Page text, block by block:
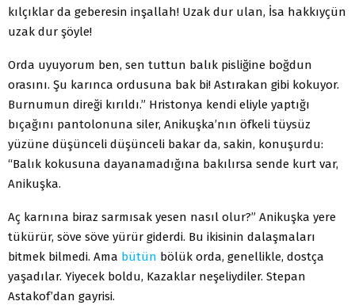
kılçıklar da geberesin inşallah! Uzak dur ulan, İsa hakkıyçün
uzak dur şöyle!
Orda uyuyorum ben, sen tuttun balık pisliğine boğdun
orasını. Şu karınca ordusuna bak bi! Astırakan gibi kokuyor.
Burnumun direği kırıldı.” Hristonya kendi eliyle yaptığı
bıçağını pantolonuna siler, Anikuşka’nın öfkeli tüysüz
yüzüne düşünceli düşünceli bakar da, sakin, konuşurdu:
“Balık kokusuna dayanamadığına bakılırsa sende kurt var,
Anikuşka.
Aç karnına biraz sarmısak yesen nasıl olur?” Anikuşka yere
tükürür, söve söve yürür giderdi. Bu ikisinin dalaşmaları
bitmek bilmedi. Ama bütün bölük orda, genellikle, dostça
yaşadılar. Yiyecek boldu, Kazaklar neşeliydiler. Stepan
Astakof’dan gayrisi.